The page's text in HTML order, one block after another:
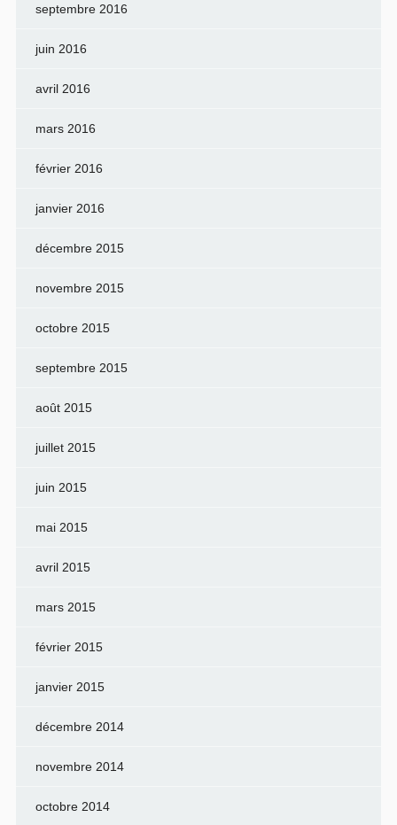
septembre 2016
juin 2016
avril 2016
mars 2016
février 2016
janvier 2016
décembre 2015
novembre 2015
octobre 2015
septembre 2015
août 2015
juillet 2015
juin 2015
mai 2015
avril 2015
mars 2015
février 2015
janvier 2015
décembre 2014
novembre 2014
octobre 2014